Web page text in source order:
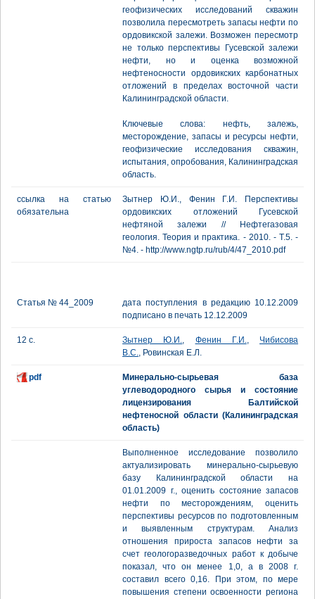
геофизических исследований скважин
позволила пересмотреть запасы нефти по
ордовикской залежи. Возможен пересмотр
не только перспективы Гусевской залежи
нефти, но и оценка возможной
нефтеносности ордовикских карбонатных
отложений в пределах восточной части
Калининградской области.
Ключевые слова: нефть, залежь,
месторождение, запасы и ресурсы нефти,
геофизические исследования скважин,
испытания, опробования, Калининградская
область.
ссылка на статью
обязательна
Зытнер Ю.И., Фенин Г.И. Перспективы
ордовикских отложений Гусевской
нефтяной залежи // Нефтегазовая
геология. Теория и практика. - 2010. - Т.5. -
№4. - http://www.ngtp.ru/rub/4/47_2010.pdf
Статья № 44_2009
дата поступления в редакцию 10.12.2009
подписано в печать 12.12.2009
12 с. Зытнер Ю.И., Фенин Г.И., Чибисова
В.С., Ровинская Е.Л.
pdf
Минерально-сырьевая база
углеводородного сырья и состояние
лицензирования Балтийской
нефтеносной области (Калининградская
область)
Выполненное исследование позволило
актуализировать минерально-сырьевую
базу Калининградской области на
01.01.2009 г., оценить состояние запасов
нефти по месторождениям, оценить
перспективы ресурсов по подготовленным
и выявленным структурам. Анализ
отношения прироста запасов нефти за
счет геологоразведочных работ к добыче
показал, что он менее 1,0, а в 2008 г.
составил всего 0,16. При этом, по мере
повышения степени освоенности региона